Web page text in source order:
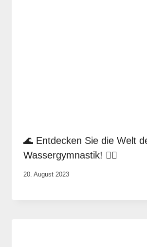
🌊 Entdecken Sie die Welt
Wassergymnastik! 🏊‍♀️
Von
Portwich
20. August 2023